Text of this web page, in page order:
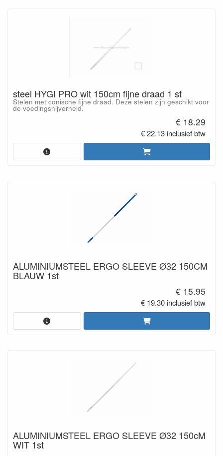
steel HYGI PRO wit 150cm fijne draad 1 st
Stelen met conische fijne draad. Deze stelen zijn geschikt voor
de voedingsnijverheid.
€ 18.29
€ 22.13 inclusief btw
ALUMINIUMSTEEL ERGO SLEEVE Ø32 150CM
BLAUW 1st
€ 15.95
€ 19.30 inclusief btw
ALUMINIUMSTEEL ERGO SLEEVE Ø32 150cM
WIT 1st